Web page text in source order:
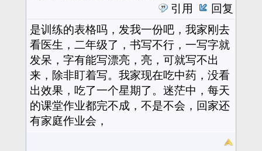
引用
回复
是训练的表格吗，发我一份吧，我家刚去
看医生，二年级了，书写不行，一写字就
发呆，字有能写漂亮，亮，可就写不出
来，除非盯着写。我家现在吃中药，没看
出效果，吃了一个星期了。迷茫中，每天
的课堂作业都完不成，不是不会，回家还
有家庭作业会，